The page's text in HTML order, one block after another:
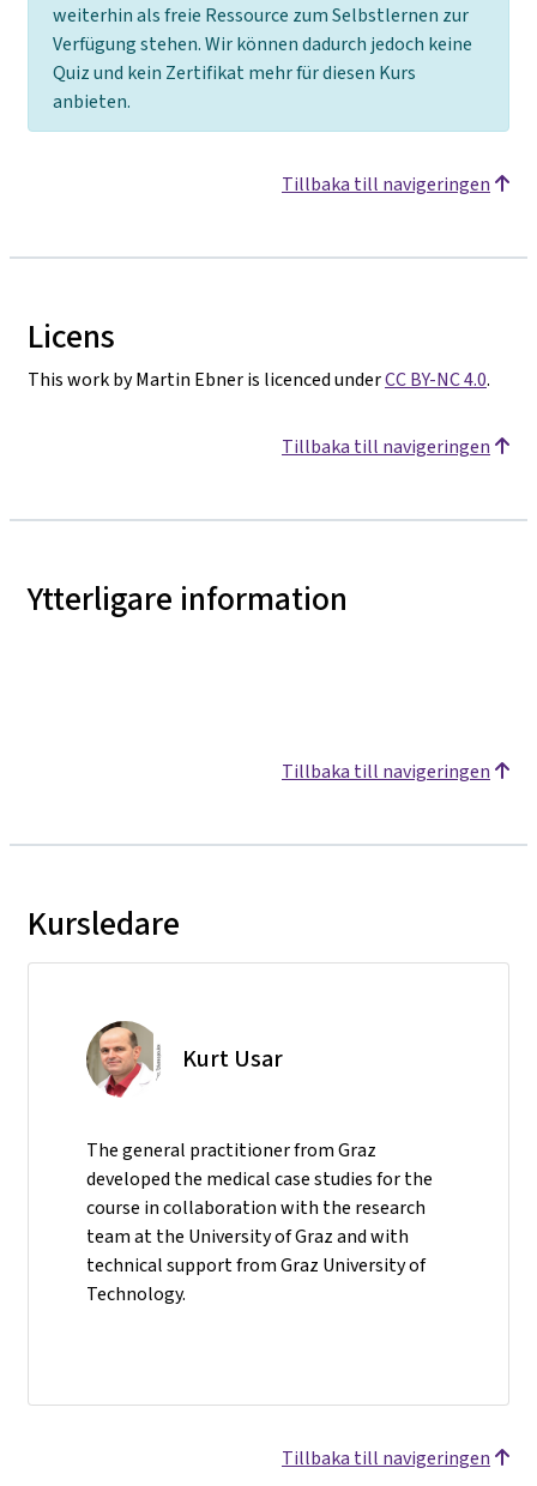
weiterhin als freie Ressource zum Selbstlernen zur
Verfügung stehen. Wir können dadurch jedoch keine
Quiz und kein Zertifikat mehr für diesen Kurs
anbieten.
Tillbaka till navigeringen
Licens
This work by Martin Ebner is licenced underCC BY-NC 4.0.
Tillbaka till navigeringen
Ytterligare information
Tillbaka till navigeringen
Kursledare
Kurt Usar
The general practitioner from Graz
developed the medical case studies for the
course in collaboration with the research
team at the University of Graz and with
technical support from Graz University of
Technology.
Tillbaka till navigeringen